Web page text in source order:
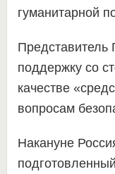
гуманитарной
Представитель
поддержку со
качестве
вопросам
Накануне